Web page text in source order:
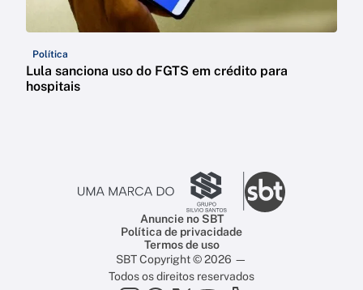
Política
Lula sanciona uso do FGTS em crédito para
hospitais
Anuncie no SBT
Política de privacidade
Termos de uso
SBT Copyright © 2026 —
Todos os direitos reservados